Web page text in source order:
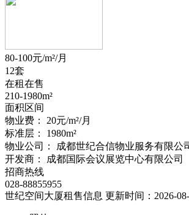
80-100元/m²/月
12套
在租在售
210-1980m²
面积区间
物业费：
20元/m²/月
标准层：
1980m²
物业公司：
成都世纪合信物业服务有限公
开发商：
成都国际会议展览中心有限公司
招商热线
028-88855955
世纪空间大厦租售信息 更新时间：2026-